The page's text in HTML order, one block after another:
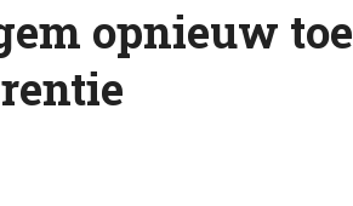
opnieuw toe